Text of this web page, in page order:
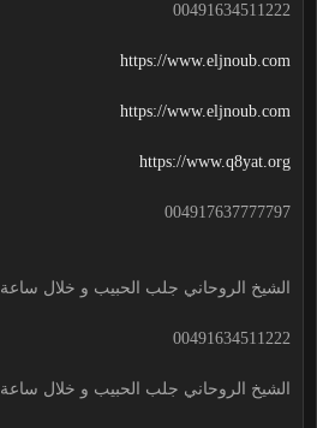
00491634511222
https://www.eljnoub.com
https://www.eljnoub.com
https://www.q8yat.org
004917637777797
الشيخ الروحاني جلب الحبيب و خلال ساعة
00491634511222
الشيخ الروحاني جلب الحبيب و خلال ساعة